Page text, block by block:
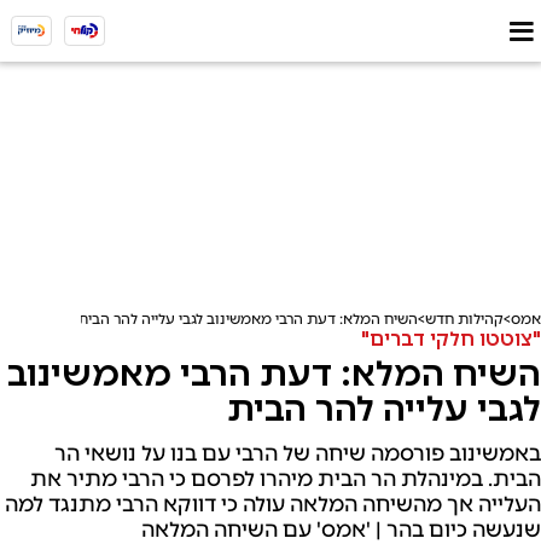
אמס קהילות חדש השיח המלא: דעת הרבי מאמשינוב לגבי עלייה להר הבית
"צוטטו חלקי דברים"
השיח המלא: דעת הרבי מאמשינוב
לגבי עלייה להר הבית
באמשינוב פורסמה שיחה של הרבי עם בנו על נושאי הר
הבית. במינהלת הר הבית מיהרו לפרסם כי הרבי מתיר את
העלייה אך מהשיחה המלאה עולה כי דווקא הרבי מתנגד למה
שנעשה כיום בהר | 'אמס' עם השיחה המלאה